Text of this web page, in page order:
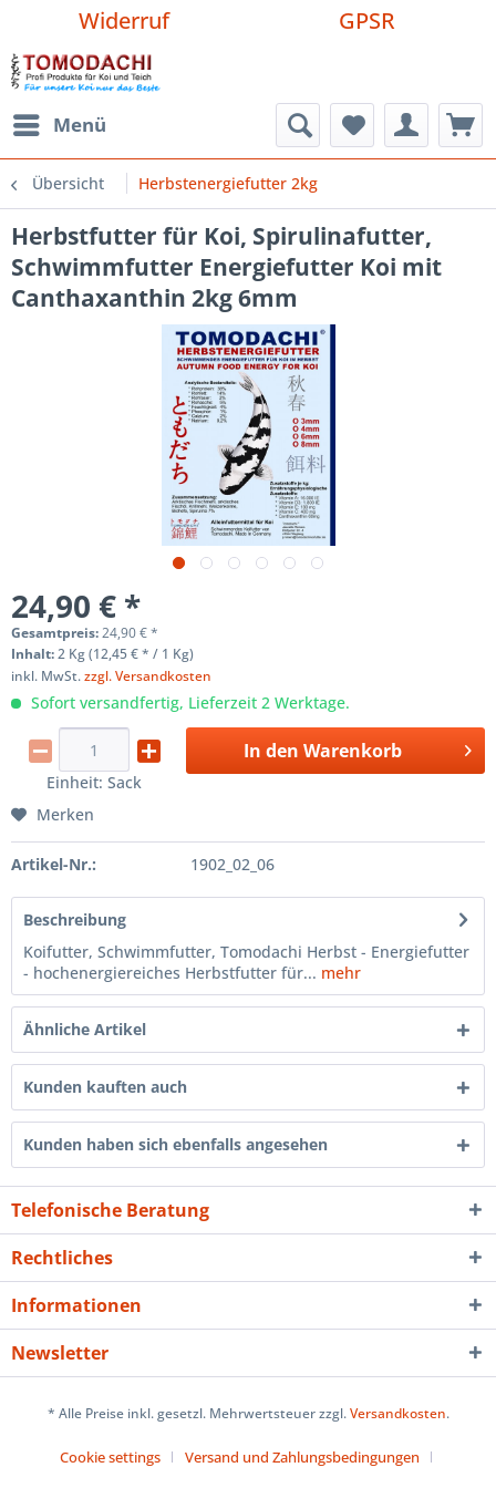
Widerruf GPSR
Menü
Übersicht Herbstenergiefutter 2kg
Herbstfutter für Koi, Spirulinafutter,
Schwimmfutter Energiefutter Koi mit
Canthaxanthin 2kg 6mm
24,90 € *
Gesamtpreis:24,90€*
Inhalt:2 Kg (12,45 € * / 1 Kg)
inkl. MwSt.zzgl. Versandkosten
Sofort versandfertig, Lieferzeit 2 Werktage.
Einheit: Sack
In den Warenkorb
Merken
Artikel-Nr.: 1902_02_06
Beschreibung
Koifutter, Schwimmfutter, Tomodachi Herbst - Energiefutter
- hochenergiereiches Herbstfutter für... mehr
Ähnliche Artikel
Kunden kauften auch
Kunden haben sich ebenfalls angesehen
Telefonische Beratung
Rechtliches
Informationen
Newsletter
* Alle Preise inkl. gesetzl. Mehrwertsteuer zzgl.Versandkosten.
Cookie settings
Versand und Zahlungsbedingungen